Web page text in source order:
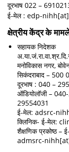
दूरभाष 022 –
ई-मेल : edp-
क्षेत्रीय केंद्र के
सहायक निदेशक
मनोविकास नगर,
सिकंदराबाद – 500
दूरभाष : 040 –
ऑडियोलॉजी –
29554031
ई-मेल: adsrc-
क्लिनिक- ई-मेल:
शैक्षणिक प्रकोष्ठ
admsrc-